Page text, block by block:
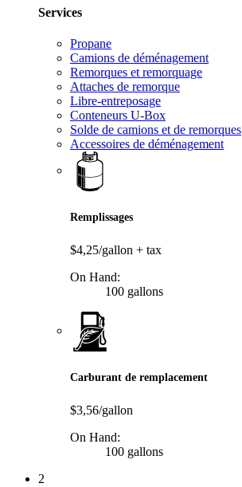
Services
Propane
Camions de déménagement
Remorques et remorquage
Attaches de remorque
Libre-entreposage
Conteneurs U-Box
Solde de camions et de remorques
Accessoires de déménagement
Remplissages
$4,25/gallon + tax
On Hand:
100 gallons
Carburant de remplacement
$3,56/gallon
On Hand:
100 gallons
2